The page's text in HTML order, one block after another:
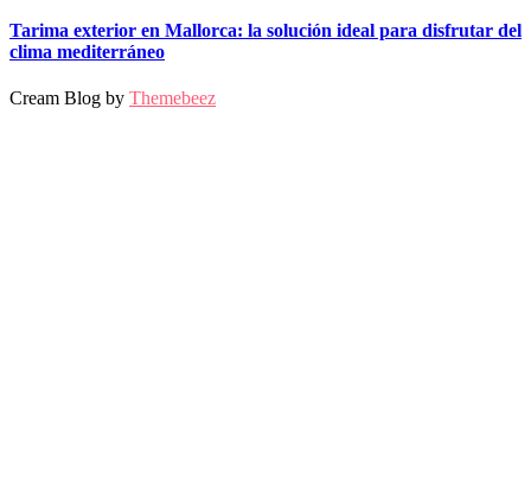
Tarima exterior en Mallorca: la solución ideal para disfrutar del
clima mediterráneo
Cream Blog by Themebeez